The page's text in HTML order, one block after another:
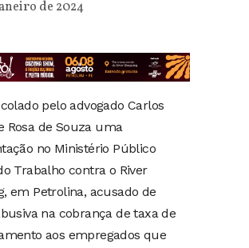
de 2024
pelo advogado Carlos
Rosa de Souza uma
no Ministério Público
Trabalho contra o River
em Petrolina, acusado de
na cobrança de taxa de
aos empregados que